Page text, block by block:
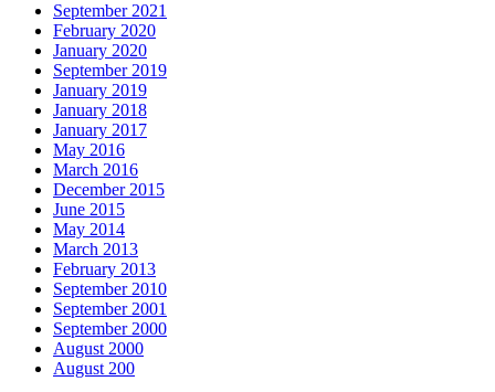
September 2021
February 2020
January 2020
September 2019
January 2019
January 2018
January 2017
May 2016
March 2016
December 2015
June 2015
May 2014
March 2013
February 2013
September 2010
September 2001
September 2000
August 2000
August 200